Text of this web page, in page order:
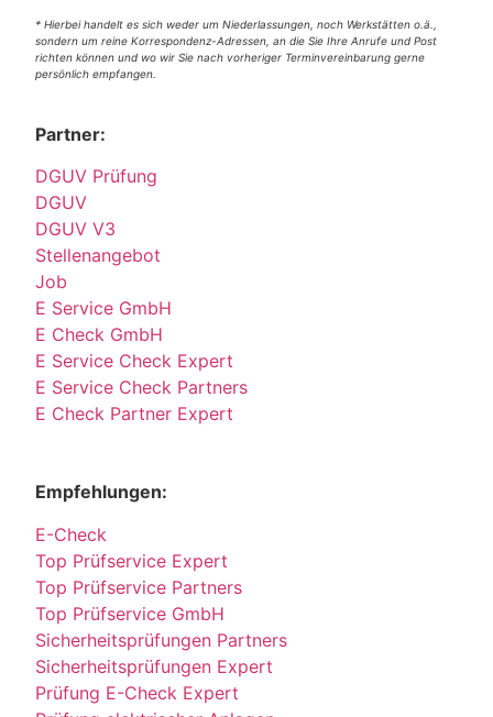
* Hierbei handelt es sich weder um Niederlassungen, noch Werkstätten o.ä.,
sondern um reine Korrespondenz-Adressen, an die Sie Ihre Anrufe und Post
richten können und wo wir Sie nach vorheriger Terminvereinbarung gerne
persönlich empfangen.
Partner:
DGUV Prüfung
DGUV
DGUV V3
Stellenangebot
Job
E Service GmbH
E Check GmbH
E Service Check Expert
E Service Check Partners
E Check Partner Expert
Empfehlungen:
E-Check
Top Prüfservice Expert
Top Prüfservice Partners
Top Prüfservice GmbH
Sicherheitsprüfungen Partners
Sicherheitsprüfungen Expert
Prüfung E-Check Expert